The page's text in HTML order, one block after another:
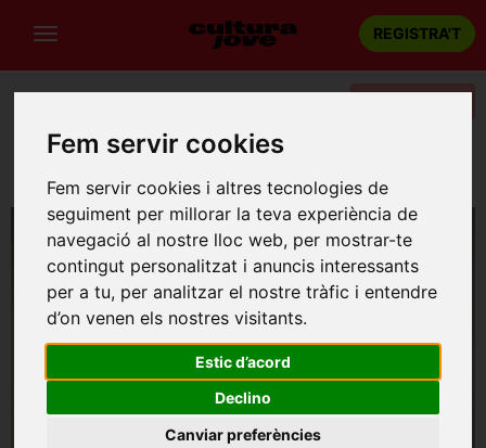
Fem servir cookies
Fem servir cookies i altres tecnologies de
seguiment per millorar la teva experiència de
navegació al nostre lloc web, per mostrar-te
contingut personalitzat i anuncis interessants
per a tu, per analitzar el nostre tràfic i entendre
d’on venen els nostres visitants.
Estic d’acord
Declino
Canviar preferències
REGISTRA'T
Portada Dansa
Barcelona